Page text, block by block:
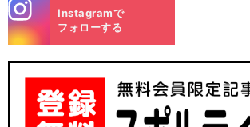
m
Instagramで
フォローする